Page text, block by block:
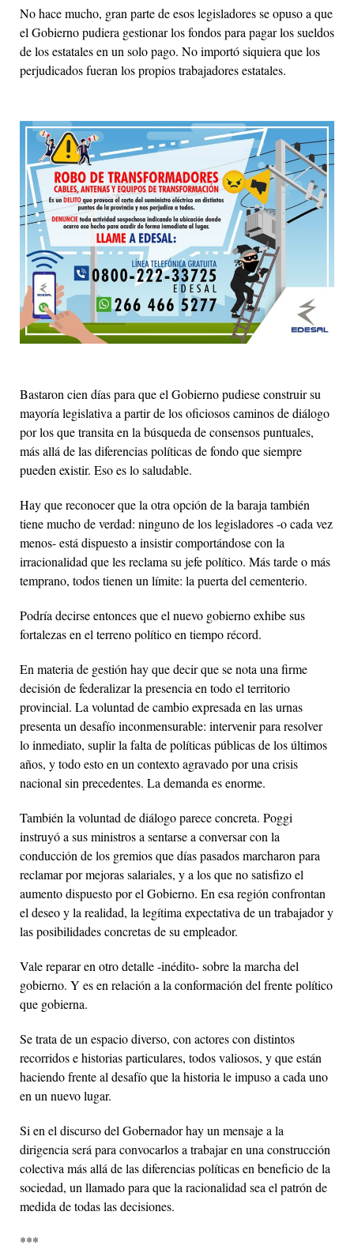
No hace mucho, gran parte de esos legisladores se opuso a que
el Gobierno pudiera gestionar los fondos para pagar los sueldos
de los estatales en un solo pago. No importó siquiera que los
perjudicados fueran los propios trabajadores estatales.
Bastaron cien días para que el Gobierno pudiese construir su
mayoría legislativa a partir de los oficiosos caminos de diálogo
por los que transita en la búsqueda de consensos puntuales,
más allá de las diferencias políticas de fondo que siempre
pueden existir. Eso es lo saludable.
Hay que reconocer que la otra opción de la baraja también
tiene mucho de verdad: ninguno de los legisladores -o cada vez
menos- está dispuesto a insistir comportándose con la
irracionalidad que les reclama su jefe político. Más tarde o más
temprano, todos tienen un límite: la puerta del cementerio.
Podría decirse entonces que el nuevo gobierno exhibe sus
fortalezas en el terreno político en tiempo récord.
En materia de gestión hay que decir que se nota una firme
decisión de federalizar la presencia en todo el territorio
provincial. La voluntad de cambio expresada en las urnas
presenta un desafío inconmensurable: intervenir para resolver
lo inmediato, suplir la falta de políticas públicas de los últimos
años, y todo esto en un contexto agravado por una crisis
nacional sin precedentes. La demanda es enorme.
También la voluntad de diálogo parece concreta. Poggi
instruyó a sus ministros a sentarse a conversar con la
conducción de los gremios que días pasados marcharon para
reclamar por mejoras salariales, y a los que no satisfizo el
aumento dispuesto por el Gobierno. En esa región confrontan
el deseo y la realidad, la legítima expectativa de un trabajador y
las posibilidades concretas de su empleador.
Vale reparar en otro detalle -inédito- sobre la marcha del
gobierno. Y es en relación a la conformación del frente político
que gobierna.
Se trata de un espacio diverso, con actores con distintos
recorridos e historias particulares, todos valiosos, y que están
haciendo frente al desafío que la historia le impuso a cada uno
en un nuevo lugar.
Si en el discurso del Gobernador hay un mensaje a la
dirigencia será para convocarlos a trabajar en una construcción
colectiva más allá de las diferencias políticas en beneficio de la
sociedad, un llamado para que la racionalidad sea el patrón de
medida de todas las decisiones.
***